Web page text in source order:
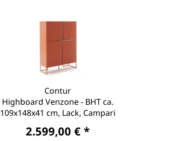
Contur
Highboard Venzone - BHT ca.
109x148x41 cm, Lack, Campari
2.599,00 € *